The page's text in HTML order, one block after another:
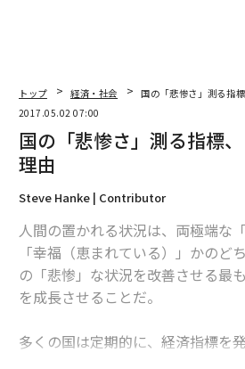
トップ 経済・社会
国の「悲惨さ」測る指
2017.05.02 07:00
国の「悲惨さ」測る指標
理由
Steve Hanke | Contributor
人間の置かれる状況は、両極端な
「幸福（恵まれている）」かのど
の「悲惨」な状況を改善させる最
を成長させることだ。
多くの国は定期的に、経済指標を